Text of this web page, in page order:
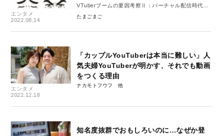
エンタメ
2022.08.14
VTuberブームの要因考察Ⅱ：バーチャル配信時代が
産む、少年マンガ的エンターテインメント
たまごまご
エンタメ
2022.12.18
「カップルYouTuberは本当に難しい」人
気夫婦YouTuberが明かす、それでも動画
をつくる理由
ナカモトフウフ
知名度抜群でおもしろいのに…なぜか登